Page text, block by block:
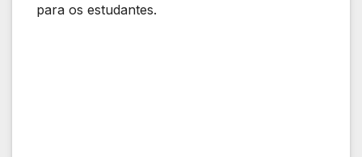
para os estudantes.